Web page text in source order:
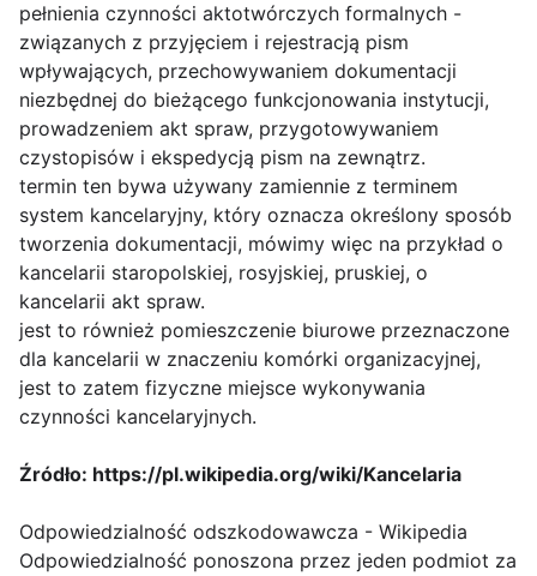
pełnienia czynności aktotwórczych formalnych -
związanych z przyjęciem i rejestracją pism
wpływających, przechowywaniem dokumentacji
niezbędnej do bieżącego funkcjonowania instytucji,
prowadzeniem akt spraw, przygotowywaniem
czystopisów i ekspedycją pism na zewnątrz.
termin ten bywa używany zamiennie z terminem
system kancelaryjny, który oznacza określony sposób
tworzenia dokumentacji, mówimy więc na przykład o
kancelarii staropolskiej, rosyjskiej, pruskiej, o
kancelarii akt spraw.
jest to również pomieszczenie biurowe przeznaczone
dla kancelarii w znaczeniu komórki organizacyjnej,
jest to zatem fizyczne miejsce wykonywania
czynności kancelaryjnych.
Źródło: https://pl.wikipedia.org/wiki/Kancelaria
Odpowiedzialność odszkodowawcza - Wikipedia
Odpowiedzialność ponoszona przez jeden podmiot za